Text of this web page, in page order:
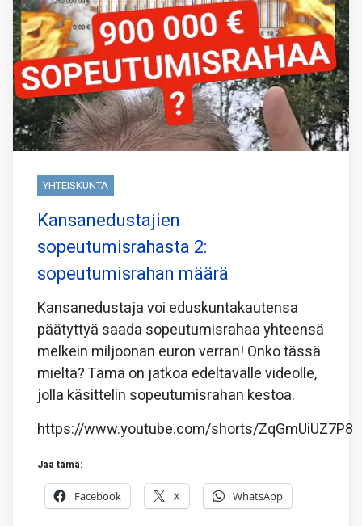
YHTEISKUNTA
Kansanedustajien
sopeutumisrahasta 2:
sopeutumisrahan määrä
Kansanedustaja voi eduskuntakautensa
päätyttyä saada sopeutumisrahaa yhteensä
melkein miljoonan euron verran! Onko tässä
mieltä? Tämä on jatkoa edeltävälle videolle,
jolla käsittelin sopeutumisrahan kestoa.
https://www.youtube.com/shorts/ZqGmUiUZ7P8
Jaa tämä:
Facebook X WhatsApp